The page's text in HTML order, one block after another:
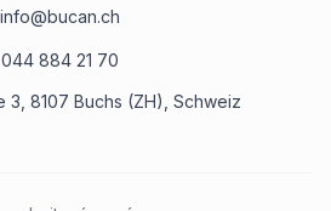
info@bucan.ch
044 884 21 70
3, 8107 Buchs (ZH), Schweiz